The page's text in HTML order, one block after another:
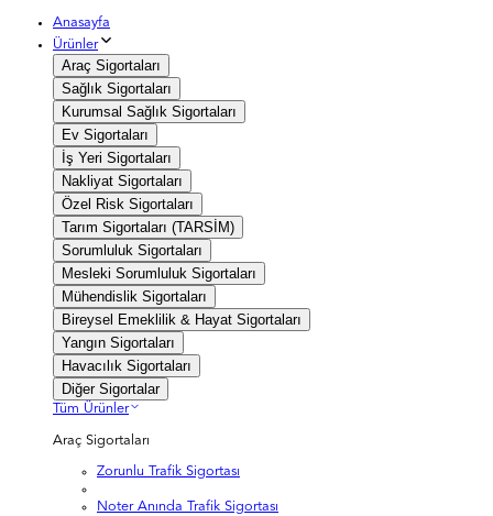
Anasayfa
Ürünler
Araç Sigortaları
Sağlık Sigortaları
Kurumsal Sağlık Sigortaları
Ev Sigortaları
İş Yeri Sigortaları
Nakliyat Sigortaları
Özel Risk Sigortaları
Tarım Sigortaları (TARSİM)
Sorumluluk Sigortaları
Mesleki Sorumluluk Sigortaları
Mühendislik Sigortaları
Bireysel Emeklilik & Hayat Sigortaları
Yangın Sigortaları
Havacılık Sigortaları
Diğer Sigortalar
Tüm Ürünler
Araç Sigortaları
Zorunlu Trafik Sigortası
Noter Anında Trafik Sigortası